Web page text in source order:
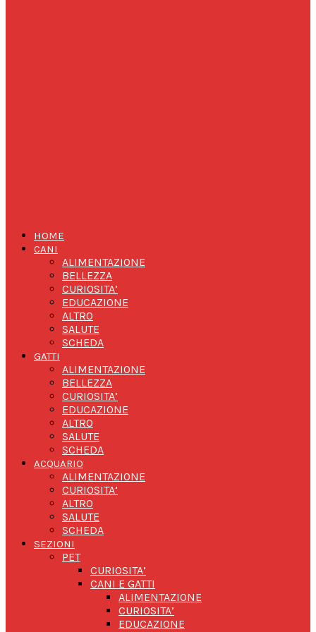
HOME
CANI
ALIMENTAZIONE
BELLEZZA
CURIOSITA’
EDUCAZIONE
ALTRO
SALUTE
SCHEDA
GATTI
ALIMENTAZIONE
BELLEZZA
CURIOSITA’
EDUCAZIONE
ALTRO
SALUTE
SCHEDA
ACQUARIO
ALIMENTAZIONE
CURIOSITA’
ALTRO
SALUTE
SCHEDA
SEZIONI
PET
CURIOSITA’
CANI E GATTI
ALIMENTAZIONE
CURIOSITA’
EDUCAZIONE